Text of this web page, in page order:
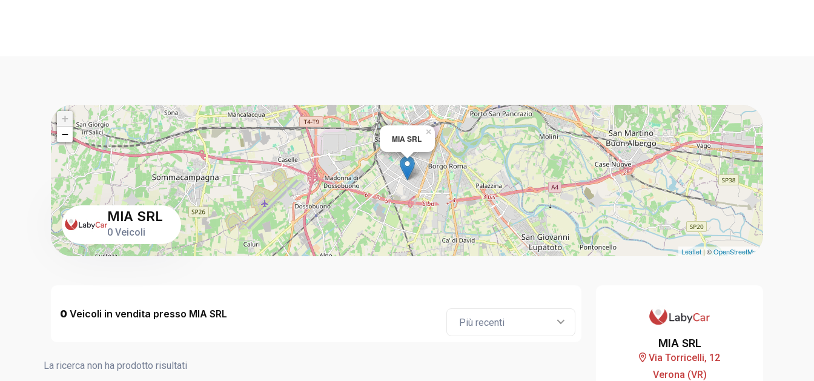
MIA SRL
×
+
−
Leaflet | ©OpenStreetMap
MIA SRL
0 Veicoli
0 Veicoli in vendita presso MIA SRL
Più recenti
La ricerca non ha prodotto risultati
MIA SRL
Via Torricelli, 12
Verona (VR)